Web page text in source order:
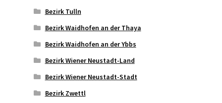
Bezirk Tulln
Bezirk Waidhofen an der Thaya
Bezirk Waidhofen an der Ybbs
Bezirk Wiener Neustadt-Land
Bezirk Wiener Neustadt-Stadt
Bezirk Zwettl